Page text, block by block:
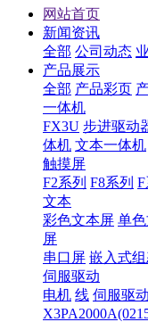
网站首页
新闻资讯
全部 公司动态
产品展示
全部 产品彩页
一体机
FX3U 步进驱动
体机 文本一体机
触摸屏
F2系列 F8系列 F
文本
彩色文本屏 单
屏
串口屏 嵌入式
伺服驱动
电机 线 伺服驱